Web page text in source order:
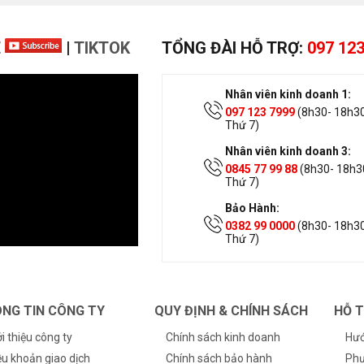
| TIKTOK TỔNG ĐÀI HỖ TRỢ: 097
Nhân viên kinh doanh 1:
097 123 7999(8h30-
Thứ 7)
Nhân viên kinh doanh 3:
0845 77 99 88(8h30-
Thứ 7)
Bảo Hành:
0382 99 0000(8h30-
Thứ 7)
TIN CÔNG TY
thiệu công ty
khoản giao dịch
QUY ĐỊNH & CHÍNH SÁCH
Chính sách kinh doanh
Chính sách bảo hành
HỖ